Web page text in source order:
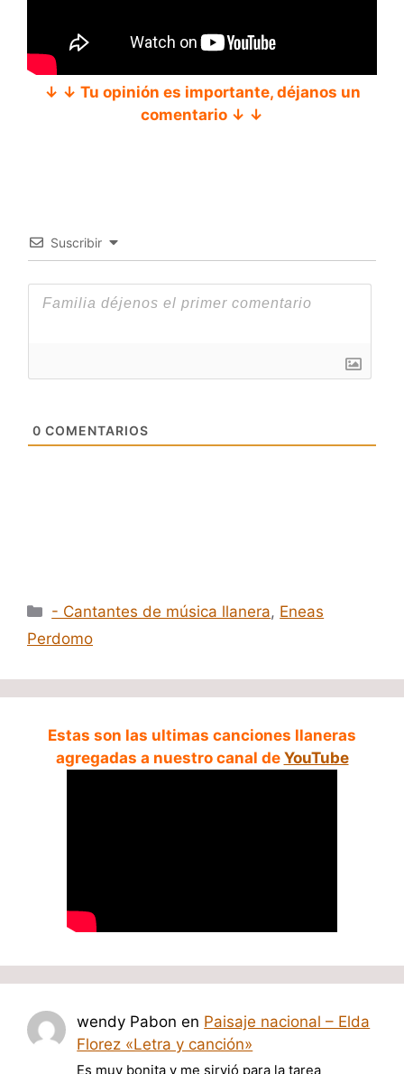
↓ ↓ Tu opinión es importante, déjanos un
comentario ↓ ↓
Suscribir
0 COMENTARIOS
Categorías
- Cantantes de música llanera, Eneas
Perdomo
Estas son las ultimas canciones llaneras
agregadas a nuestro canal de YouTube
wendy Pabon en Paisaje nacional – Elda
Florez «Letra y canción»
Es muy bonita y me sirvió para la tarea